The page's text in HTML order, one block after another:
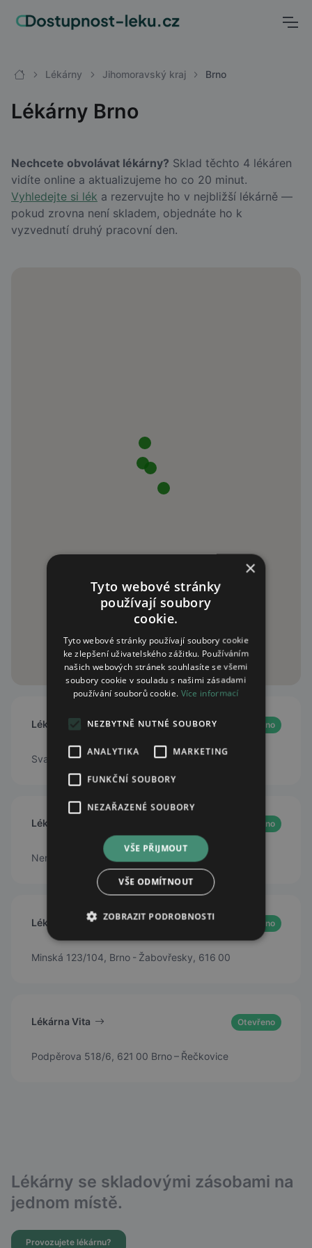
Lékárny Jihomoravský kraj Brno
Lékárny Brno
Nechcete obvolávat lékárny? Sklad těchto 4 lékáren
vidíte online a aktualizujeme ho co 20 minut.
Vyhledejte si lék a rezervujte ho v nejbližší lékárně —
pokud zrovna není skladem, objednáte ho k
vyzvednutí druhý pracovní den.
Lékárna AVE Otevřeno
Svatopetrská 735/20a, Brno, 61700
Lékárna Nerudova Otevřeno
Nerudova 320/6, Brno, 60200
Lékárna U černého orla Otevřeno
Minská 123/104, Brno - Žabovřesky, 616 00
Lékárna Vita Otevřeno
Podpěrova 518/6, 621 00 Brno – Řečkovice
Lékárny se skladovými zásobami na
jednom místě.
Provozujete lékárnu?
×
Tyto webové stránky
používají soubory
cookie.
Tyto webové stránky používají soubory cookie
ke zlepšení uživatelského zážitku. Používáním
našich webových stránek souhlasíte se všemi
soubory cookie v souladu s našimi zásadami
používání souborů cookie. Více informací
NEZBYTNĚ NUTNÉ SOUBORY
ANALYTIKA MARKETING
FUNKČNÍ SOUBORY
NEZAŘAZENÉ SOUBORY
VŠE PŘIJMOUT
VŠE ODMÍTNOUT
ZOBRAZIT PODROBNOSTI